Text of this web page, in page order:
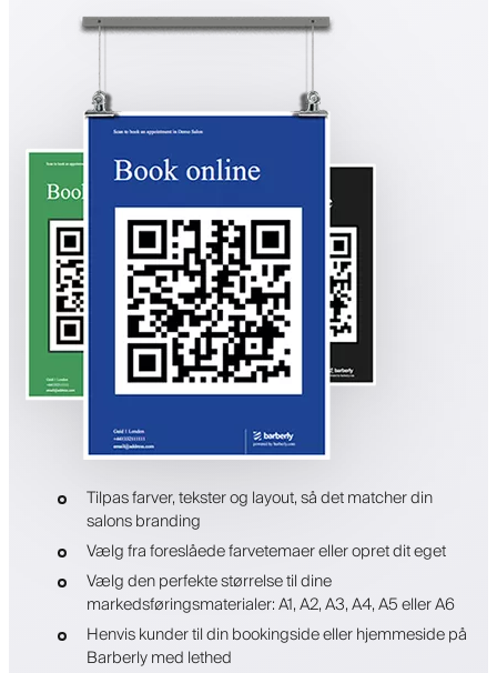
Tilpas farver, tekster og layout, så det matcher din
salons branding
Vælg fra foreslåede farvetemaer eller opret dit eget
Vælg den perfekte størrelse til dine
markedsføringsmaterialer: A1, A2, A3, A4, A5 eller A6
Henvis kunder til din bookingside eller hjemmeside på
Barberly med lethed